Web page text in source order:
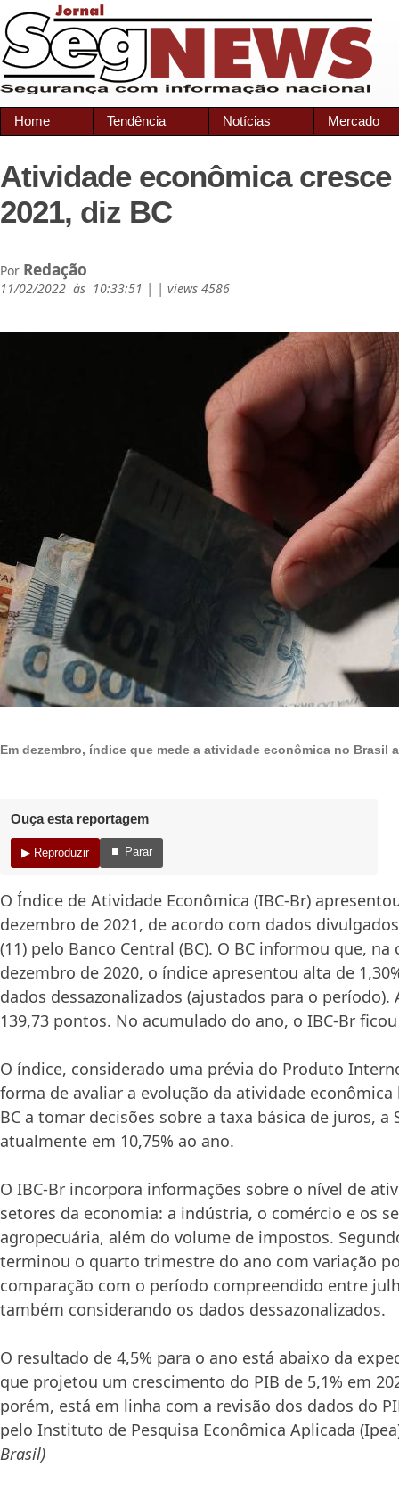
Home Tendência Notícias Mercado
Atividade econômica cresce
2021, diz BC
Por Redação
11/02/2022 às 10:33:51 | | views 4586
Em dezembro, índice que mede a atividade econômica no Brasil
Ouça esta reportagem
▶ Reproduzir ⏹ Parar
O Índice de Atividade Econômica (IBC-Br)
dezembro de 2021, de acordo com dados
(11) pelo Banco Central (BC). O BC informou que,
dezembro de 2020, o índice apresentou alta de
dados dessazonalizados (ajustados para o período).
139,73 pontos. No acumulado do ano, o IBC-Br
O índice, considerado uma prévia do Produto
forma de avaliar a evolução da atividade
BC a tomar decisões sobre a taxa básica de juros, a
atualmente em 10,75% ao ano.
O IBC-Br incorpora informações sobre o nível de
setores da economia: a indústria, o comércio e os
agropecuária, além do volume de impostos.
terminou o quarto trimestre do ano com variação
comparação com o período compreendido entre
também considerando os dados dessazonalizados.
O resultado de 4,5% para o ano está abaixo da
que projetou um crescimento do PIB de 5,1% em
porém, está em linha com a revisão dos dados do
pelo Instituto de Pesquisa Econômica Aplicada
Brasil)